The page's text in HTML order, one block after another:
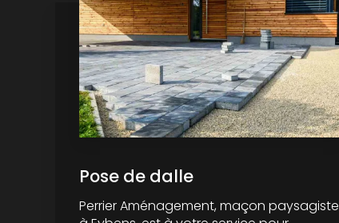
Pose de dalle
Perrier Aménagement, maçon paysagiste